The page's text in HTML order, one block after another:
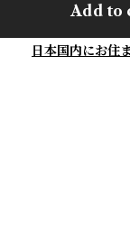
Add to
日本国内にお住